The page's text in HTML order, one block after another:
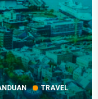
TRAVEL